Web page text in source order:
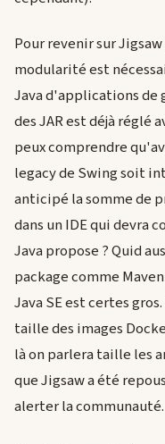
Pour revenir sur
modularité est
Java d'applications de
des JAR est déjà réglé
peux comprendre
legacy de Swing soit
anticipé la somme de
dans un IDE qui devra
Java propose ? Quid
package comme Maven
Java SE est certes
taille des images
là on parlera taille les
que Jigsaw a été
alerter la communauté.